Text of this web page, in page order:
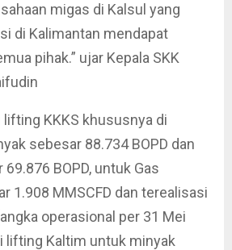
migas di Kalsul yang
di Kalimantan mendapat
pihak.” ujar Kepala SKK
KKKS khususnya di
sebesar 88.734 BOPD dan
BOPD, untuk Gas
1.908 MMSCFD dan terealisasi
operasional per 31 Mei
lifting Kaltim untuk minyak